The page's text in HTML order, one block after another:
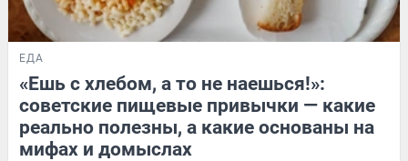
ЕДА
«Ешь с хлебом, а то не наешься!»:
советские пищевые привычки — какие
реально полезны, а какие основаны на
мифах и домыслах